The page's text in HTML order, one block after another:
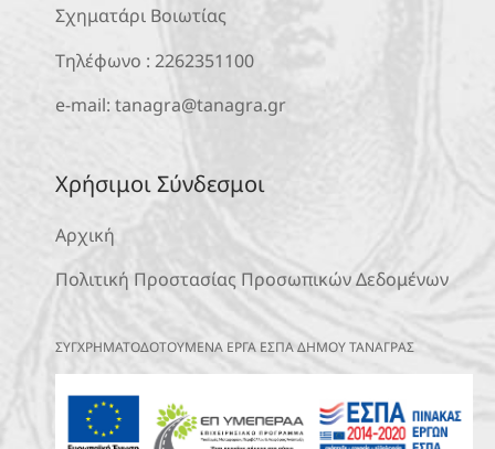
Σχηματάρι Βοιωτίας
Τηλέφωνο : 2262351100
e-mail: tanagra@tanagra.gr
Χρήσιμοι Σύνδεσμοι
Αρχική
Πολιτική Προστασίας Προσωπικών Δεδομένων
ΣΥΓΧΡΗΜΑΤΟΔΟΤΟΥΜΕΝΑ ΕΡΓΑ ΕΣΠΑ ΔΗΜΟΥ ΤΑΝΑΓΡΑΣ